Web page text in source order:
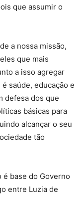
que assumir o
a nossa missão,
que mais
a isso agregar
saúde, educação e
defesa dos que
básicas para
alcançar o seu
tão
é base do Governo
entre Luzia de